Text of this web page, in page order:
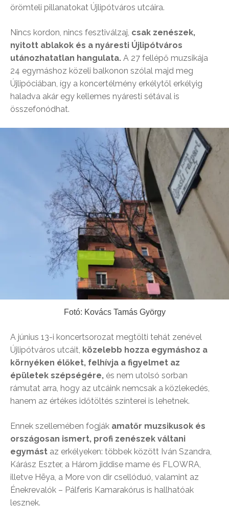
örömteli pillanatokat Újlipótváros utcáira.
Nincs kordon, nincs fesztiválzaj, csak zenészek,
nyitott ablakok és a nyáresti Újlipótváros
utánozhatatlan hangulata. A 27 fellépő muzsikája
24 egymáshoz közeli balkonon szólal majd meg
Újlipóciában, így a koncertélmény erkélytől erkélyig
haladva akár egy kellemes nyáresti sétával is
összefonódhat.
Fotó: Kovács Tamás György
A június 13-i koncertsorozat megtölti tehát zenével
Újlipótváros utcáit, közelebb hozza egymáshoz a
környéken élőket, felhívja a figyelmet az
épületek szépségére, és nem utolsó sorban
rámutat arra, hogy az utcáink nemcsak a közlekedés,
hanem az értékes időtöltés színterei is lehetnek.
Ennek szellemében fogják amatőr muzsikusok és
országosan ismert, profi zenészek váltani
egymást az erkélyeken: többek között Iván Szandra,
Kárász Eszter, a Három jiddise mame és FLOWRA,
illetve Hēya, a More von dir csellóduó, valamint az
Énekrevalók – Pálferis Kamarakórus is hallhatóak
lesznek.